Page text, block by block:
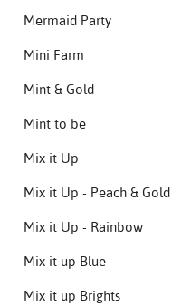
Mermaid Party
Mini Farm
Mint & Gold
Mint to be
Mix it Up
Mix it Up - Peach & Gold
Mix it Up - Rainbow
Mix it up Blue
Mix it up Brights